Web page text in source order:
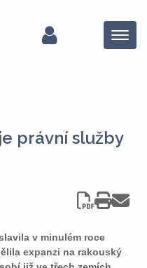
Menu
právní služby
v minulém roce
expanzi na rakouský